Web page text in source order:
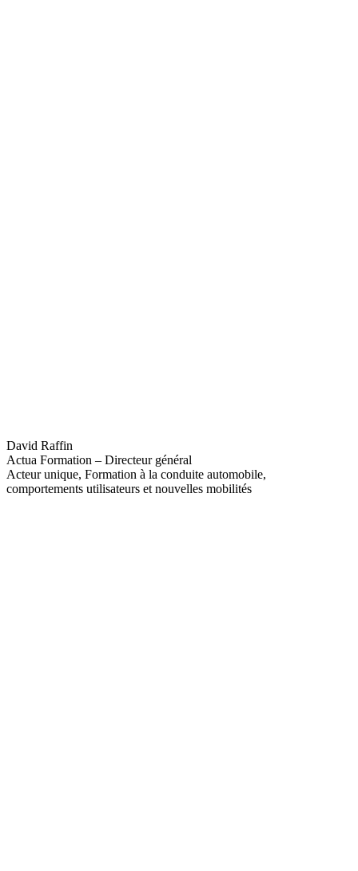
David Raffin
Actua Formation – Directeur général
Acteur unique, Formation à la conduite automobile,
comportements utilisateurs et nouvelles mobilités